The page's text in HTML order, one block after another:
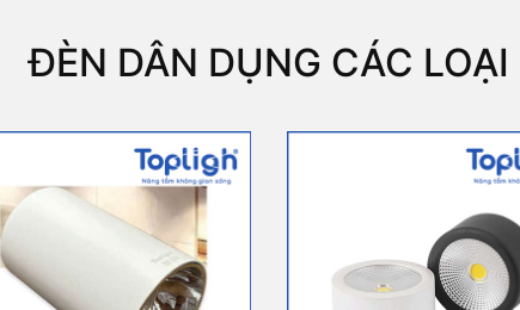
ĐÈN DÂN DỤNG CÁC LOẠI